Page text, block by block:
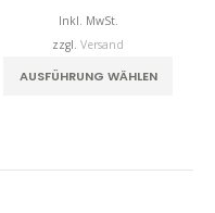
Inkl. MwSt.
zzgl. Versand
AUSFÜHRUNG WÄHLEN